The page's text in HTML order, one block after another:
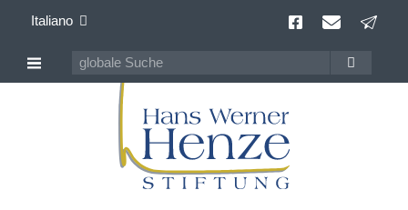
Italiano